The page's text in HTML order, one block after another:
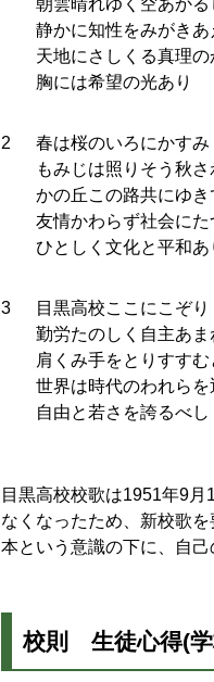
朝雲晴れゆく空あかる
静かに知性をみがきあ
天地にさしくる真理の
胸には希望の光あり
2
春は桜のいろにかすみ
もみじは照りそう秋
かの丘この路共にゆき
友情かわらず社会にた
ひとしく文化と平和あ
3
目黒高校ここにこぞり
勤労たのしく自主あま
肩くみ手をとりすすむ
世界は時代のわれらを
自由と若さを誇るべし
目黒高校校歌は1951年9
なくなったため、新校歌
本という意識の下に、自
校則 生徒心得(学